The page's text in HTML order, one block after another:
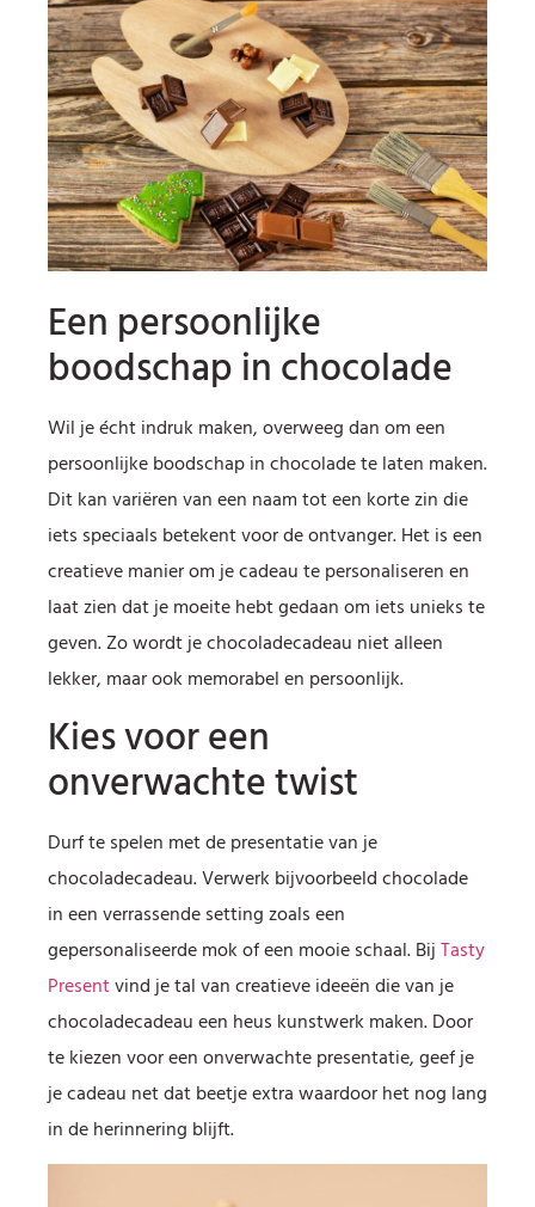
Een persoonlijke
boodschap in chocolade
Wil je écht indruk maken, overweeg dan om een
persoonlijke boodschap in chocolade te laten maken.
Dit kan variëren van een naam tot een korte zin die
iets speciaals betekent voor de ontvanger. Het is een
creatieve manier om je cadeau te personaliseren en
laat zien dat je moeite hebt gedaan om iets unieks te
geven. Zo wordt je chocoladecadeau niet alleen
lekker, maar ook memorabel en persoonlijk.
Kies voor een
onverwachte twist
Durf te spelen met de presentatie van je
chocoladecadeau. Verwerk bijvoorbeeld chocolade
in een verrassende setting zoals een
gepersonaliseerde mok of een mooie schaal. BijTasty
Presentvind je tal van creatieve ideeën die van je
chocoladecadeau een heus kunstwerk maken. Door
te kiezen voor een onverwachte presentatie, geef je
je cadeau net dat beetje extra waardoor het nog lang
in de herinnering blijft.